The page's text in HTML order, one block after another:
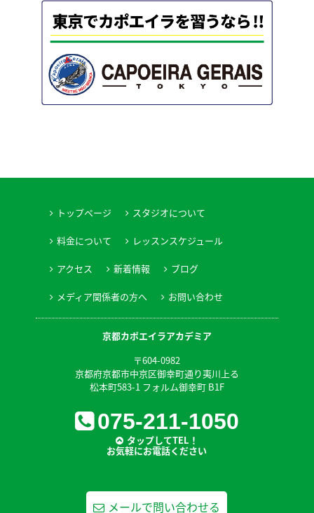
トップページ スタジオについて
料金について レッスンスケジュール
アクセス 新着情報 ブログ
メディア関係者の方へ お問い合わせ
京都カポエイラアカデミア
〒604-0982
京都府京都市中京区御幸町通り夷川上る
松本町583-1 フォルム御幸町 B1F
075-211-1050
タップしてTEL！
お気軽にお電話ください
メールで問い合わせる